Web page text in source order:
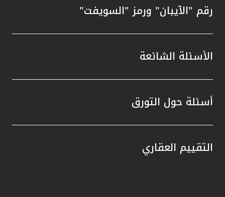
رقم "الآيبان" ورمز "السويفت"
الأسئلة الشائعة
أسئلة حول التورق
التقييم العقاري